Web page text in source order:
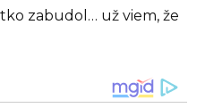
zabudol… už viem, že